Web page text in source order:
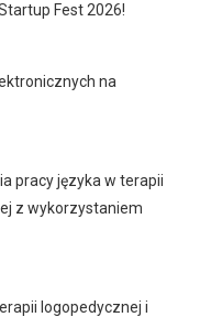
Fest 2026!
na
pracy języka w terapii
z wykorzystaniem
logopedycznej i